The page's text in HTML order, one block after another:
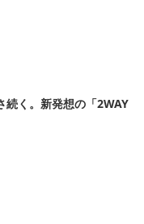
続く。新発想の「2WAY